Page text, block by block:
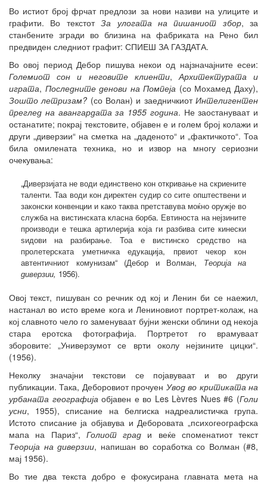
Во истиот број фрчат предлози за нови називи на улиците и
графити. Во текстотЗа улогата на пишаниот збор, за
станбените згради во близина на фабриката на Рено бил
предвиден следниот графит: СПИЕШ ЗА ГАЗДАТА.
Во овој период Дебор пишува некои од најзначајните есеи:
Големиот сон и неговите клиенти, Архитектурата и
играта, Последните денови на Помпеја (со Мохамед Даху),
Зошто летризам? (со Волан) и заедничкиотИнтелигентен
преглед на авангардата за 1955 година. Не заостануваат и
останатите; покрај текстовите, објавен е и голем број колажи и
други „диверзии“ на сметка на „даденото“ и „фактичкото“. Тоа
била омилената техника, но и извор на многу сериозни
очекувања:
„Диверзијата не води единствено кон откривање на скриените
таленти. Таа води кон директен судир со сите општествени и
законски конвенции и како таква претставува моќно оружје во
служба на вистинската класна борба. Евтиноста на нејзините
производи е тешка артилерија која ги разбива сите кинески
ѕидови на разбирање. Тоа е вистинско средство на
пролетерската уметничка едукација, првиот чекор кон
автентичниот комунизам“ (Дебор и Волман, Теорија на
диверзии, 1956).
Овој текст, пишуван со речник од кој и Ленин би се наежил,
настанал во исто време кога и Лениновиот портрет-колаж, на
кој славното чело го заменуваат бујни женски облини од некоја
стара еротска фотографија. Портретот го врамуваат
зборовите: „Универзумот се врти околу нејзините цицки“.
(1956).
Неколку значајни текстови се појавуваат и во други
публикации. Така, Деборовиот прочуен Увод во критиката на
урбаната географија објавен е во Les Lèvres Nues #6 (Голи
усни, 1955), списание на белгиска надреалистичка група.
Истото списание ја објавува и Деборовата „психогеографска
мапа на Париз“, Голиот град и веќе споменатиот текст
Теорија на диверзии, напишан во соработка со Волман (#8,
мај 1956).
Во тие два текста добро е фокусирана главната мета на